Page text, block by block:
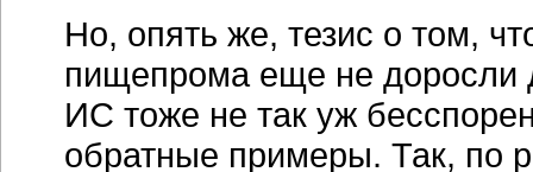
Но, опять же, тезис о том,
пищепрома еще не доросли
ИС тоже не так уж
обратные примеры. Так, по